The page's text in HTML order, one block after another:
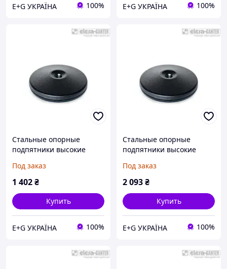
E+G УКРАЇНА 100% E+G УКРАЇНА 100%
Стальные опорные
подпятники высокие
R20-B
Под заказ
1 402₴
Купить
E+G УКРАЇНА 100%
Стальные опорные
подпятники высокие
R25-B
Под заказ
2 093₴
Купить
E+G УКРАЇНА 100%